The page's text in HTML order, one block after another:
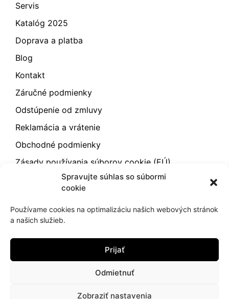
Spravujte súhlas so súbormi
cookie
Používame cookies na optimalizáciu našich webových stránok
a našich služieb.
Prijať
Odmietnuť
Zobraziť nastavenia
Servis
Katalóg 2025
Doprava a platba
Blog
Kontakt
Záručné podmienky
Odstúpenie od zmluvy
Reklamácia a vrátenie
Obchodné podmienky
Zásady používania súborov cookie (EÚ)
2021hujik.sk
Ochrana osobných údajov